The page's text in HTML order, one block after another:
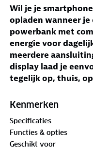
Wil je je
opladen wanneer je
powerbank met
energie voor
meerdere
display laad je
tegelijk op, thuis,
Jouw voordelen met
apparaten
3 uitgangen
Kenmerken
Specificaties
Functies & opties
Geschikt voor